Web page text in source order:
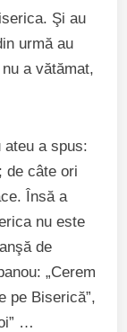
Şi au
urmă au
a vătămat,
ateu a spus:
de câte ori
Însă a
nu este
de
„Cerem
pe Biserică”,
…